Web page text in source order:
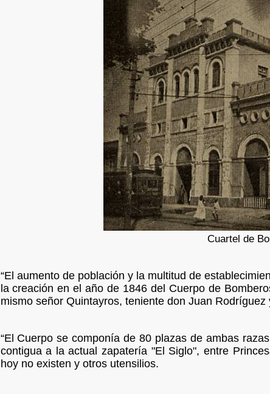
Cuartel de
“El aumento de población y la multitud de
la creación en el año de 1846 del Cuerpo de
mismo señor Quintayros, teniente don Juan
“El Cuerpo se componía de 80 plazas de ambas
contigua a la actual zapatería "El Siglo", entre
hoy no existen y otros utensilios.